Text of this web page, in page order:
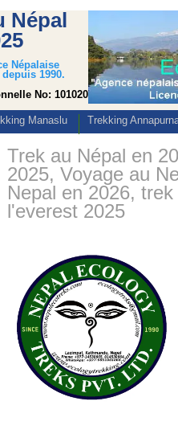
Népal
Népalaise
1990.
No: 101020
Manaslu Trekking
Trek au Népal en
2025, Voyage au
Nepal en 2026,
l'everest 2025